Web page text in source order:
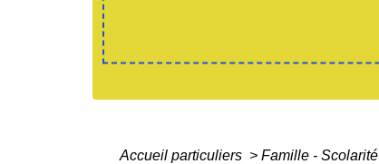
Accueil particuliers > Famille - Scolarité